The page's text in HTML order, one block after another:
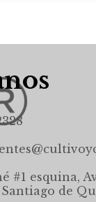
#1 esquina,
Santiago de